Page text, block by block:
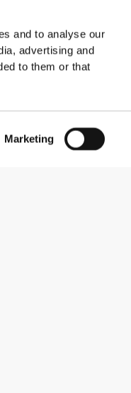
and to analyse our
advertising and
to them or that
Marketing